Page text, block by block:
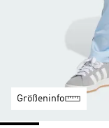
Größeninfo